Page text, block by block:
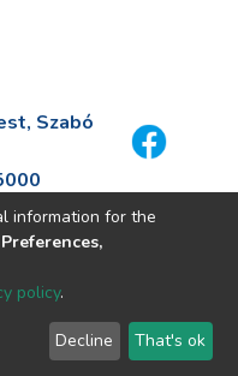
Szabó
information for the
policy.
Decline That's ok